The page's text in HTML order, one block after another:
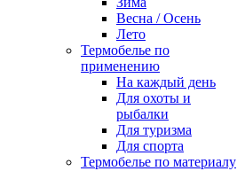
Весна / Осень
Лето
Термобелье по
применению
На каждый день
Для охоты и
рыбалки
Для туризма
Для спорта
Термобелье по материалу